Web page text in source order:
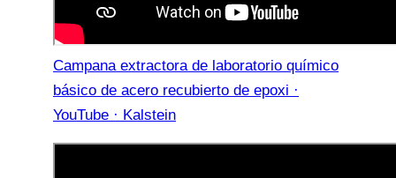
Campana extractora de laboratorio químico
básico de acero recubierto de epoxi ·
YouTube · Kalstein